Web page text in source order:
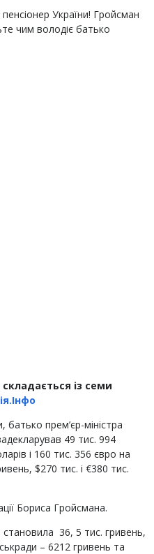
із семи
батько прем’єр-міністра
49 тис. 994
і 160 тис. 356 євро на
$270 тис. і €380 тис.
Бориса Гройсмана.
становила 36, 5 тис. гривень,
– 6212 гривень та